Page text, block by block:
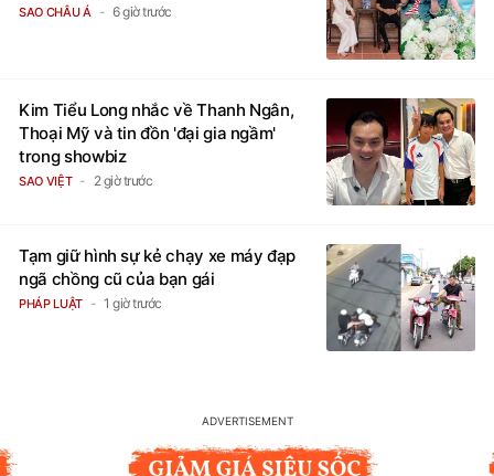
SAO CHÂU Á 6 giờ trước
Kim Tiểu Long nhắc về Thanh Ngân,
Thoại Mỹ và tin đồn 'đại gia ngầm'
trong showbiz
SAO VIỆT 2 giờ trước
Tạm giữ hình sự kẻ chạy xe máy đạp
ngã chồng cũ của bạn gái
PHÁP LUẬT 1 giờ trước